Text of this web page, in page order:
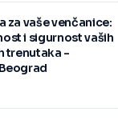
za vaše venčanice:
i sigurnost vaših
trenutaka -